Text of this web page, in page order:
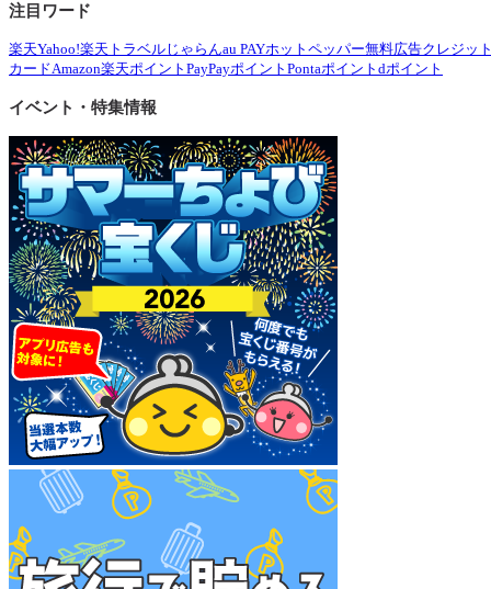
注目ワード
楽天Yahoo!楽天トラベル じゃらんau PAYホットペッパー無料広告クレジッ
カードAmazon楽天ポイント PayPayポイント Pontaポイント dポイント
イベント・特集情報